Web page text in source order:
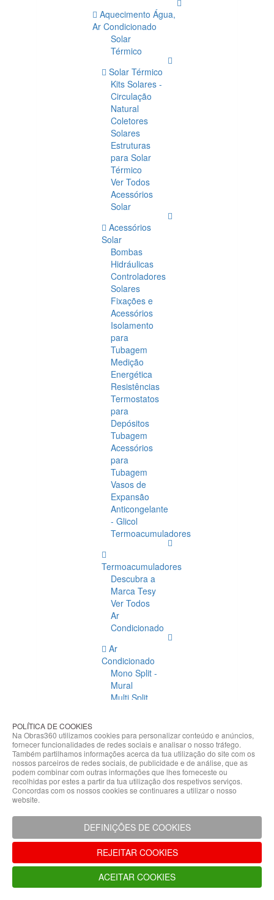
Aquecimento Água,
Ar Condicionado
Solar
Térmico
Solar Térmico
Kits Solares -
Circulação
Natural
Coletores
Solares
Estruturas
para Solar
Térmico
Ver Todos
Acessórios
Solar
Acessórios
Solar
Bombas
Hidráulicas
Controladores
Solares
Fixações e
Acessórios
Isolamento
para
Tubagem
Medição
Energética
Resistências
Termostatos
para
Depósitos
Tubagem
Acessórios
para
Tubagem
Vasos de
Expansão
Anticongelante
- Glicol
Termoacumuladores
Termoacumuladores
Descubra a
Marca Tesy
Ver Todos
Ar
Condicionado
Ar
Condicionado
Mono Split -
Mural
Multi Split
Condicionado
Acessórios
Climatização
Acessórios
Climatização
Hidráulicas
Controladores
Fixações e
Acessórios
Isolamento
para
Tubagem
POLÍTICA DE COOKIES
Na Obras360 utilizamos cookies para personalizar conteúdo e anúncios,
fornecer funcionalidades de redes sociais e analisar o nosso tráfego.
Também partilhamos informações acerca da tua utilização do site com os
nossos parceiros de redes sociais, de publicidade e de análise, que as
podem combinar com outras informações que lhes forneceste ou
recolhidas por estes a partir da tua utilização dos respetivos serviços.
Concordas com os nossos cookies se continuares a utilizar o nosso
website.
DEFINIÇÕES DE COOKIES
REJEITAR COOKIES
ACEITAR COOKIES